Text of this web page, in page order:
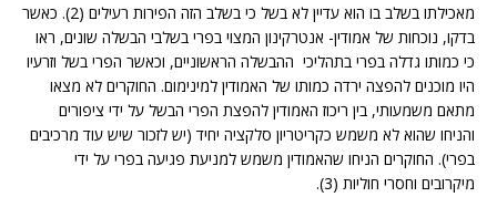
מאכילתו בשלב בו הוא עדיין לא בשל כי בשלב הזה הפירות רעילים (2). כאשר
בדקו, נוכחות של אמודין- אנטרקינון המצוי בפרי בשלבי הבשלה שונים, ראו
כי כמותו גדלה בפרי בתהליכי ההבשלה הראשוניים, וכאשר הפרי בשל וזרעיו
היו מוכנים להפצה ירדה כמותו של האמודין למינימום. החוקרים לא מצאו
מתאם משמעותי, בין ריכוז האמודין להפצת הפרי הבשל על ידי ציפורים
והניחו שהוא לא משמש כקריטריון סלקציה יחיד (יש לזכור שיש עוד מרכיבים
בפרי). החוקרים הניחו שהאמודין משמש למניעת פגיעה בפרי על ידי
מיקרובים וחסרי חוליות (3).